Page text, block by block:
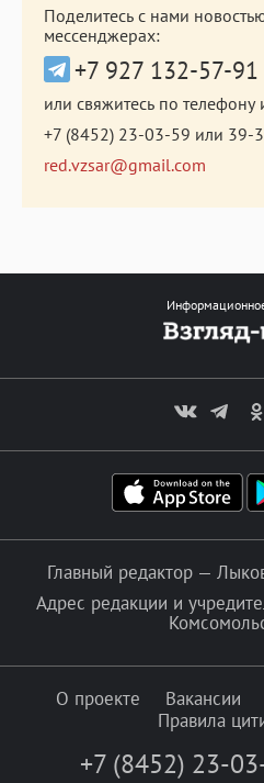
Поделитесь с нами
мессенджерах:
+7 927 132-57-91
или свяжитесь по телефону
+7 (8452) 23-03-59 или 39-
red.vzsar@gmail.com
Главный редактор —
Адрес редакции и
О проекте Вакансии
Правила
+7 (8452) 23-